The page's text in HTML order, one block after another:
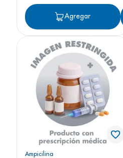
Agregar
Ampicilina